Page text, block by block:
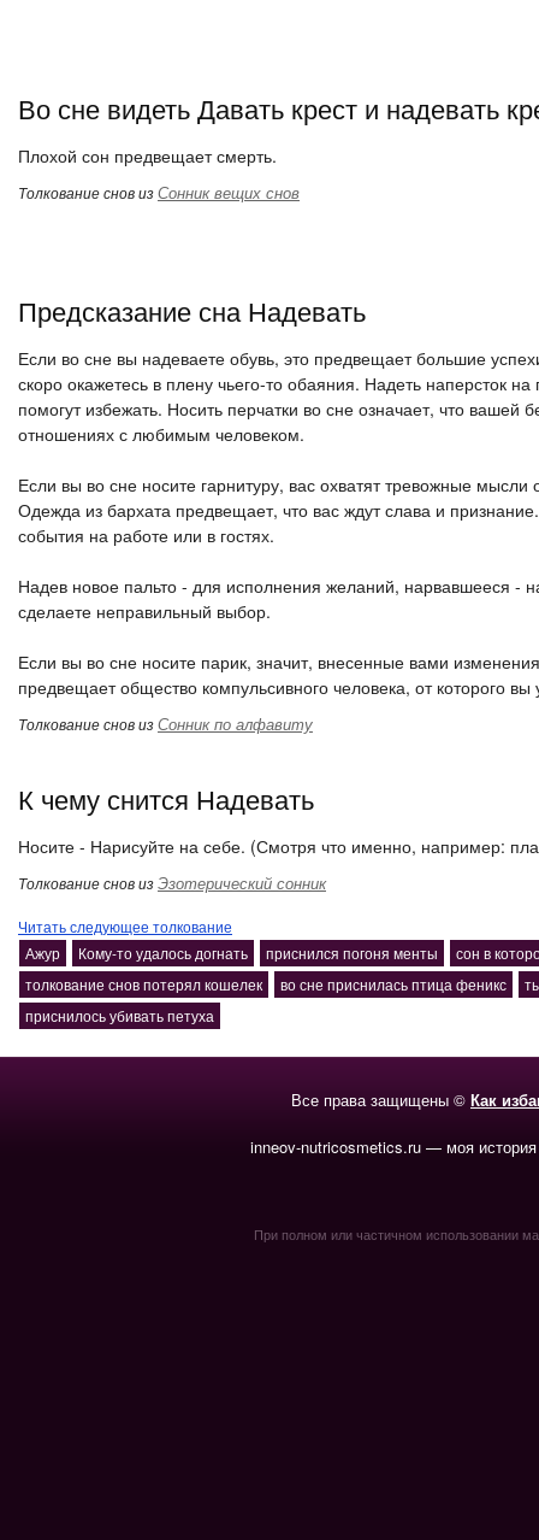
Во сне видеть Давать крест и надевать
Плохой сон предвещает смерть.
Толкование снов изСонник вещих снов
Предсказание сна Надевать
Если во сне вы надеваете обувь, это предвещает большие
скоро окажетесь в плену чьего-то обаяния. Надеть наперсток
помогут избежать. Носить перчатки во сне означает, что
отношениях с любимым человеком.
Если вы во сне носите гарнитуру, вас охватят тревожные
Одежда из бархата предвещает, что вас ждут слава и
события на работе или в гостях.
Надев новое пальто - для исполнения желаний, нарвавшееся -
сделаете неправильный выбор.
Если вы во сне носите парик, значит, внесенные вами
предвещает общество компульсивного человека, от которого вы
Толкование снов изСонник по алфавиту
К чему снится Надевать
Носите - Нарисуйте на себе. (Смотря что именно, например:
Толкование снов изЭзотерический сонник
Читать следующее толкование
Ажур
Кому-то удалось догнать приснился погоня менты
сон в
толкование снов потерял кошелек
во сне приснилась птица феникс
приснилось убивать петуха
Все права защищены © Как
inneov-nutricosmetics.ru — моя
При полном или частичном использовании